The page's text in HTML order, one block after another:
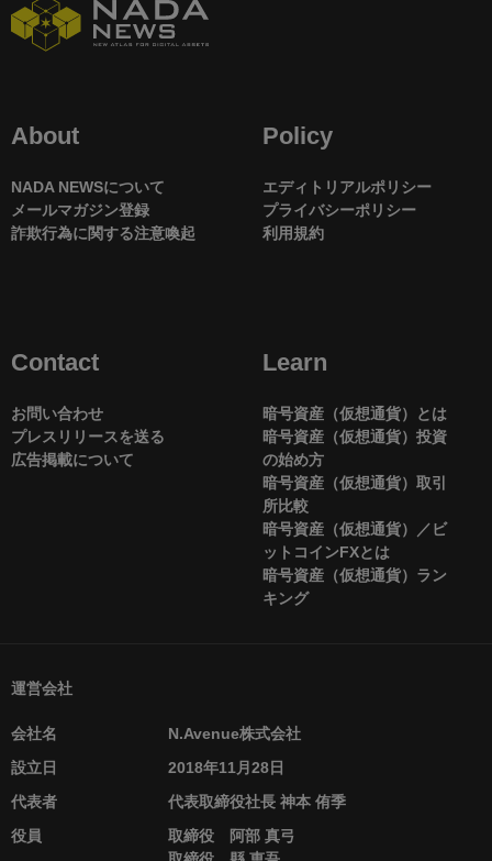
About
NADA NEWSについて
メールマガジン登録
詐欺行為に関する注意喚起
Policy
エディトリアルポリシー
プライバシーポリシー
利用規約
Contact
お問い合わせ
プレスリリースを送る
広告掲載について
Learn
暗号資産（仮想通貨）とは
暗号資産（仮想通貨）投資
の始め方
暗号資産（仮想通貨）取引
所比較
暗号資産（仮想通貨）／ビ
ットコインFXとは
暗号資産（仮想通貨）ラン
キング
運営会社
会社名
N.Avenue株式会社
設立日
2018年11月28日
代表者
代表取締役社長 神本 侑季
役員
取締役 阿部 真弓